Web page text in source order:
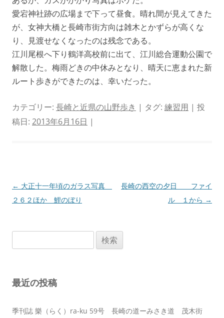
愛宕神社跡の広場まで下って昼食。晴れ間が見えてきた
が、女神大橋と長崎市街方向は雑木とかずらが高くな
り、見渡せなくなったのは残念である。
江川尾根へ下り鶴洋高校前に出て、江川総合運動公園で
解散した。梅雨どきの中休みとなり、晴天に恵まれた新
ルート歩きができたのは、幸いだった。
カテゴリー: 長崎と近県の山野歩き | タグ: 練習用 | 投
稿日: 2013年6月16日 |
投
稿
ョ
← 大正十一年頃のガラス写真
２６２ほか 鯉のぼり
長崎の西空の夕日 ファイ
ル １から →
索:
最近の投稿
季刊誌 樂（らく）ra-ku 59号 長崎の道ーみさき道 茂木街